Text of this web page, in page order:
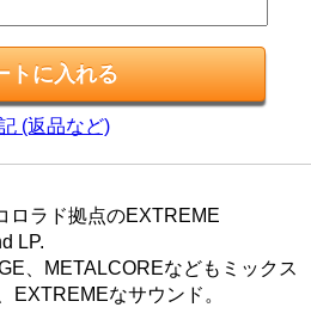
(返品など)
ロラド拠点のEXTREME
LP.
、METALCOREなどもミックス
EXTREMEなサウンド。